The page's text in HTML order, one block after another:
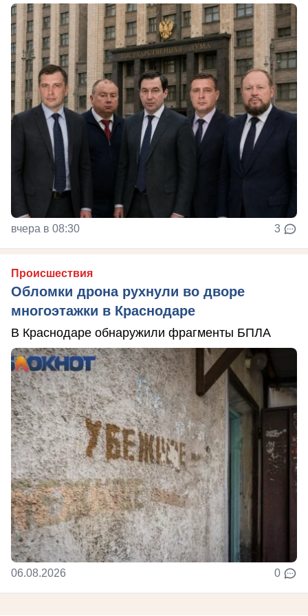
вчера в 08:30 3
Происшествия
Обломки дрона рухнули во дворе
многоэтажки в Краснодаре
В Краснодаре обнаружили фрагменты БПЛА
06.08.2026 0